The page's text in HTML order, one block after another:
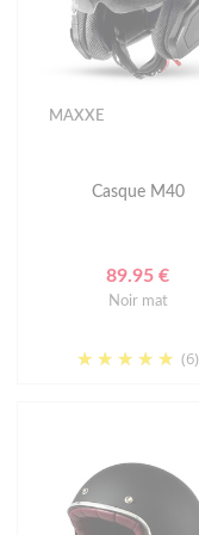
MAXXE
Casque M40
89.95 €
Noir mat
(6)